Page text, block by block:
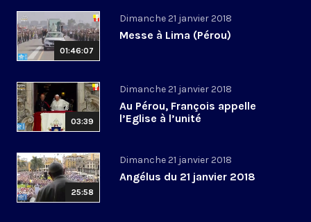
01:46:07
Dimanche 21 janvier 2018
Messe à Lima (Pérou)
03:39
Dimanche 21 janvier 2018
Au Pérou, François appelle
l’Eglise à l’unité
25:58
Dimanche 21 janvier 2018
Angélus du 21 janvier 2018